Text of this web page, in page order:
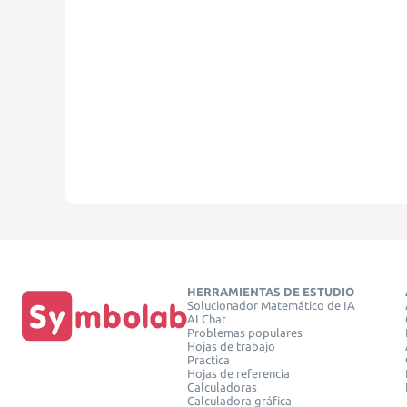
HERRAMIENTAS DE ESTUDIO
Solucionador Matemático de IA
AI Chat
Problemas populares
Hojas de trabajo
Practica
Hojas de referencia
Calculadoras
Calculadora gráfica